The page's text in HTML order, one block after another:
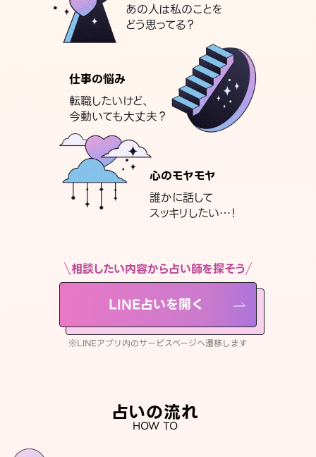
あの人は私のことを
どう思ってる？
仕事の悩み
転職したいけど、
今動いても大丈夫？
心のモヤモヤ
誰かに話して
スッキリしたい…！
相談したい内容から占い師を探そう
LINE占いを開く
※LINEアプリ内のサービスページへ遷移します
占いの流れ
HOW TO